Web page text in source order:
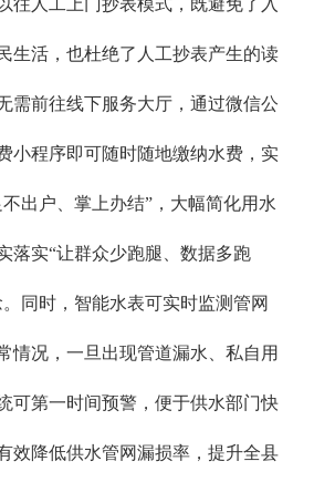
生活，也杜绝了人工抄表产生的读
需前往线下服务大厅，通过微信公
小程序即可随时随地缴纳水费，实
出户、掌上办结”，大幅简化用水
落实“让群众少跑腿、数据多跑
同时，智能水表可实时监测管网
情况，一旦出现管道漏水、私自用
可第一时间预警，便于供水部门快
效降低供水管网漏损率，提升全县